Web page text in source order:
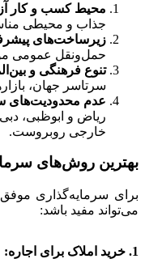
محیط کسب و کار
جذاب و محیطی
زیرساخت‌های
حمل‌ونقل عمومی
تنوع فرهنگی و
سرتاسر جهان،
عدم محدودیت‌های
ریاض و ابوظبی،
خارجی روبروست.
بهترین روش‌های
برای سرمایه‌گذاری
می‌تواند مفید باشد:
1. خرید املاک برای اجاره: